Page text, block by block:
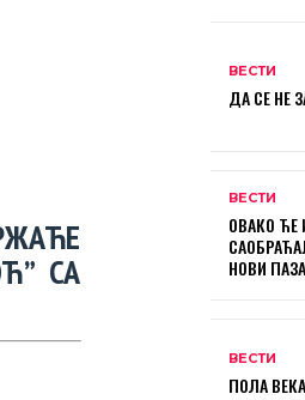
СА
ВЕСТИ
ДА СЕ НЕ
ВЕСТИ
ОВАКО ЋЕ
НОВИ
ВЕСТИ
ПОЛА